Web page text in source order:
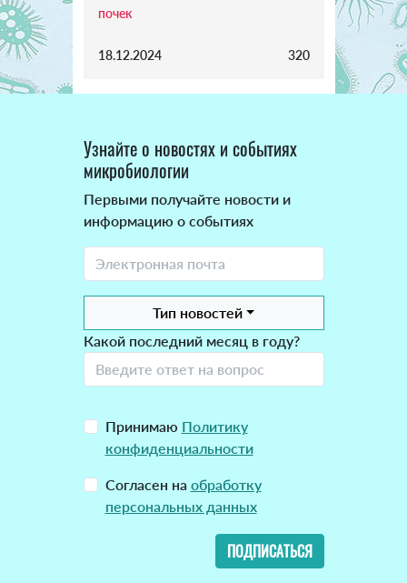
почек
18.12.2024 320
Узнайте о новостях и событиях
микробиологии
Первыми получайте новости и
информацию о событиях
Тип новостей
Какой последний месяц в году?
Принимаю Политику
конфиденциальности
Согласен на обработку
персональных данных
ПОДПИСАТЬСЯ